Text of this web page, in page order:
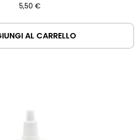
5,50 €
AL CARRELLO